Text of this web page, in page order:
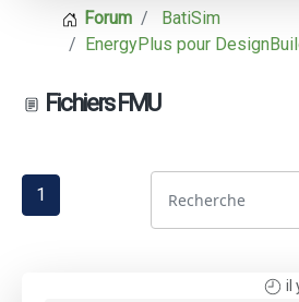
Forum
BatiSim
EnergyPlus pour
Fichiers FMU
1
il